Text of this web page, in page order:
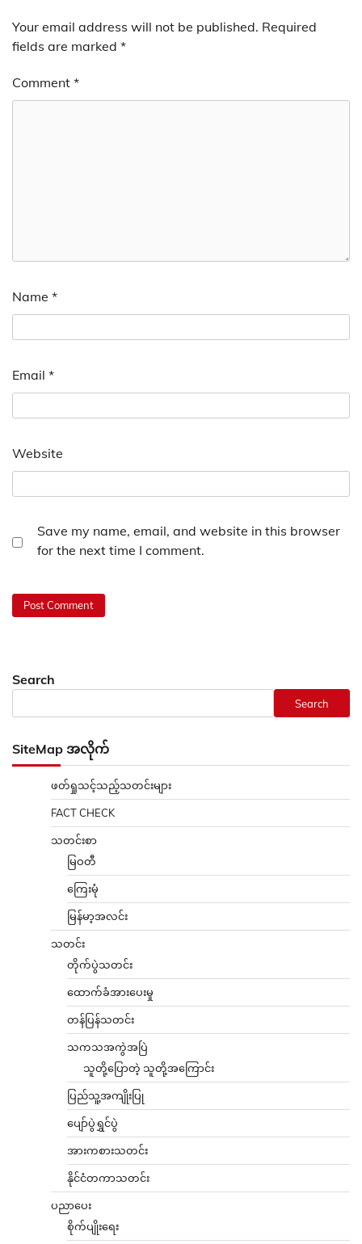
Your email address will not be published. Required
fields are marked *
Comment *
Name *
Email *
Website
Save my name, email, and website in this browser
for the next time I comment.
Search
Search
SiteMap အလိုက်
ဖတ်ရှုသင့်သည့်သတင်းများ
FACT CHECK
သတင်းစာ
မြဝတီ
ကြေးမုံ
မြန်မာ့အလင်း
သတင်း
တိုက်ပွဲသတင်း
ထောက်ခံအားပေးမှု
တန်ပြန်သတင်း
သကသအကွဲအပြဲ
သူတို့ပြောတဲ့ သူတို့အကြောင်း
ပြည်သူ့အကျိုးပြု
ပျော်ပွဲရွှင်ပွဲ
အားကစားသတင်း
နိုင်ငံတကာသတင်း
ပညာပေး
စိုက်ပျိုးရေး